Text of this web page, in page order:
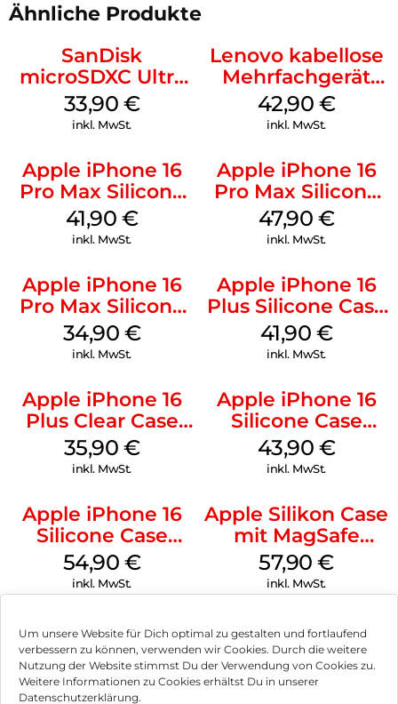
Um unsere Website für Dich optimal zu gestalten und fortlaufend
verbessern zu können, verwenden wir Cookies. Durch die weitere
Nutzung der Website stimmst Du der Verwendung von Cookies zu.
Weitere Informationen zu Cookies erhältst Du in unserer
Datenschutzerklärung.
Ähnliche Produkte
SanDisk
microSDXC Ultra
128 GB + Adapter
Mobile
33,90 €
inkl. MwSt.
Lenovo kabellose
Mehrfachgerät
Luna Grey
42,90 €
inkl. MwSt.
Apple iPhone 16
Pro Max Silicone
Case MagSafe
Ultramarine
41,90 €
inkl. MwSt.
Apple iPhone 16
Pro Max Silicone
Case MagSafe
Black
47,90 €
inkl. MwSt.
Apple iPhone 16
Pro Max Silicone
Case MagSafe
Denim
34,90 €
inkl. MwSt.
Apple iPhone 16
Plus Silicone Case
MagSafe Stone
Gray
41,90 €
inkl. MwSt.
Apple iPhone 16
Plus Clear Case
MagSafe
Transparent
35,90 €
inkl. MwSt.
Apple iPhone 16
Silicone Case
MagSafe Plum
43,90 €
inkl. MwSt.
Apple iPhone 16
Silicone Case
MagSafe Lake
Green
54,90 €
inkl. MwSt.
Apple Silikon Case
mit MagSafe
iPhone 14 Pro
(PRODUCT)RED
57,90€
inkl. MwSt.
Impressum